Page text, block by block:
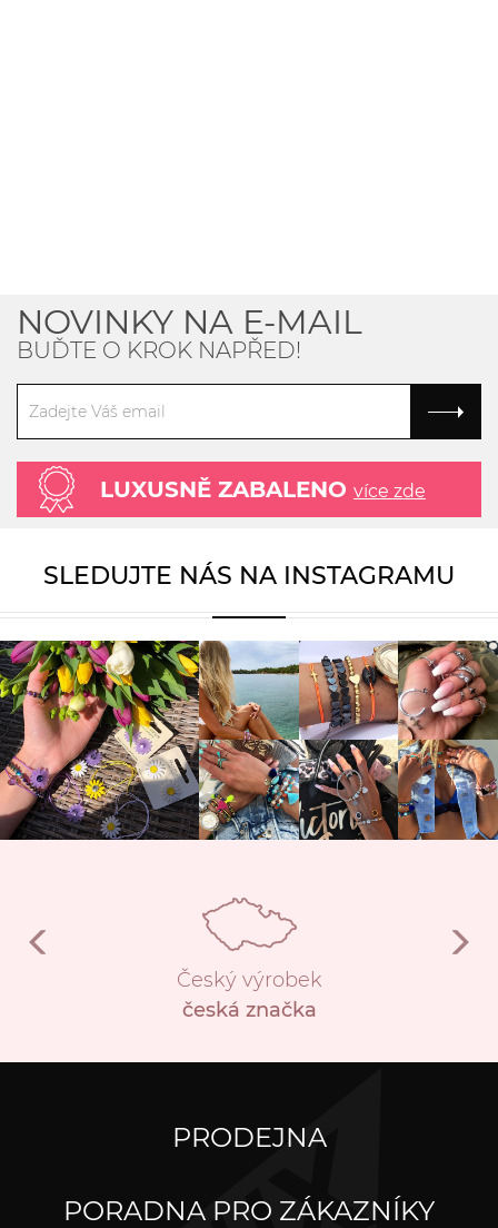
NOVINKY NA E-MAIL
BUĎTE O KROK NAPŘED!
LUXUSNĚ ZABALENO více zde
SLEDUJTE NÁS NA INSTAGRAMU
Český výrobek
česká značka
PRODEJNA
PORADNA PRO ZÁKAZNÍKY